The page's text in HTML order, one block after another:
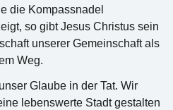
die Kompassnadel
so gibt Jesus Christus sein
unserer Gemeinschaft als
Weg.
Glaube in der Tat. Wir
lebenswerte Stadt gestalten